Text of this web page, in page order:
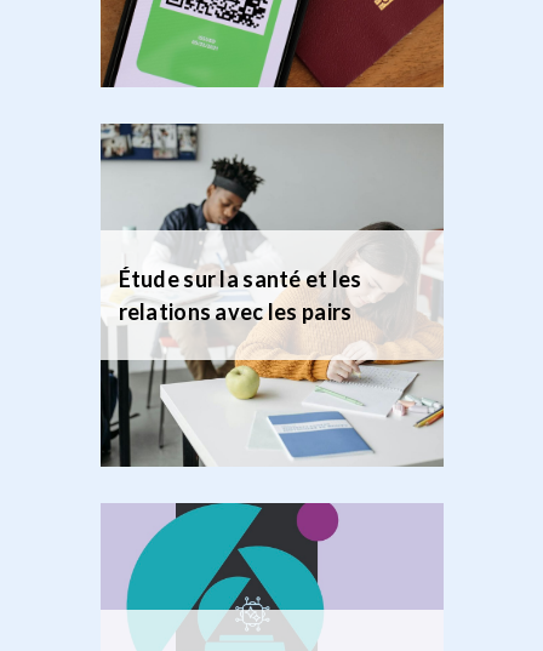
Étude sur la santé et les
relations avec les pairs